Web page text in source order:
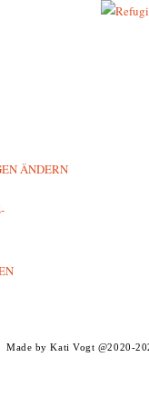
ÄNDERN
Made by Kati Vogt @2020-